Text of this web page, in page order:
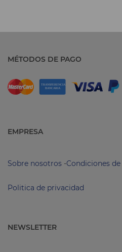
MÉTODOS DE PAGO
EMPRESA
Sobre nosotros -Condiciones de
Politica de privacidad
NEWSLETTER